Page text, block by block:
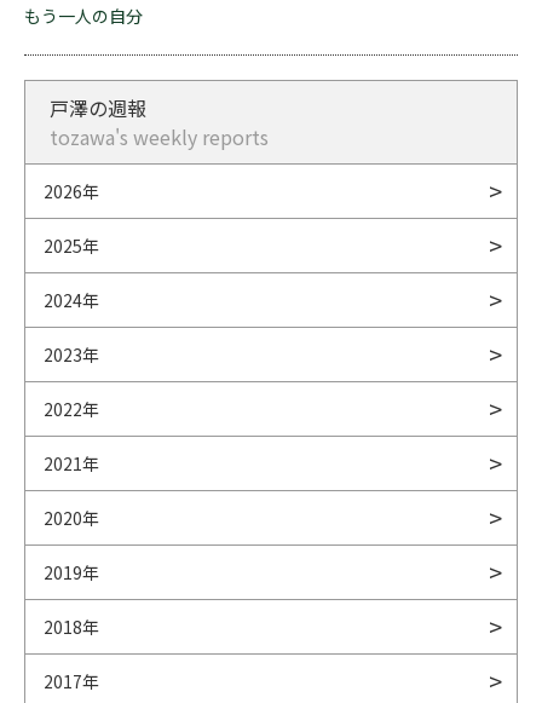
もう一人の自分
戸澤の週報
tozawa's weekly reports
2026年
2025年
2024年
2023年
2022年
2021年
2020年
2019年
2018年
2017年